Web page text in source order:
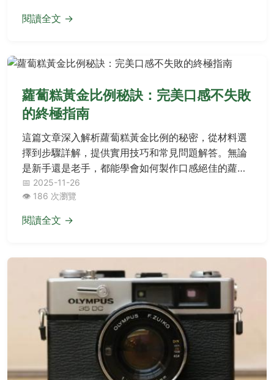
閱讀全文 →
蘿蔔糕黃金比例秘訣：完美口感不失敗
的終極指南
這篇文章深入解析蘿蔔糕黃金比例的秘密，從材料選
擇到步驟詳解，提供實用技巧和常見問題解答。無論
是新手還是老手，都能學會如何製作口感絕佳的蘿蔔
糕，避免常見失敗原因，並掌握保存和再加熱的方
法。內容涵蓋詳細比例表格、個人經驗分享，幫助您
輕鬆在家做出專業級蘿蔔糕。
📅 2025-11-26
👁️ 186 次瀏覽
閱讀全文 →